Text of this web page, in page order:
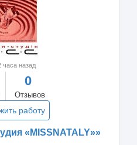
часа назад
0
Отзывов
работу
«MISSNATALY»»